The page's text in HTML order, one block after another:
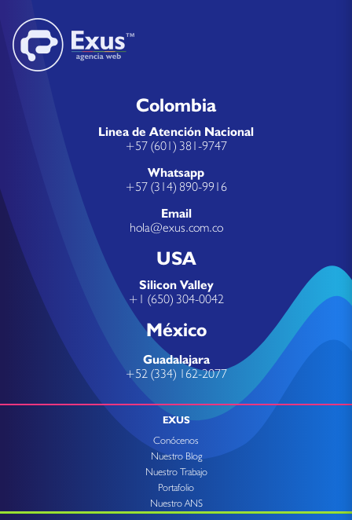
Colombia
Linea de Atención Nacional
+57 (601) 381-9747
Whatsapp
+57 (314) 890-9916
Email
hola@exus.com.co
USA
Silicon Valley
+1 (650) 304-0042
México
Guadalajara
+52 (334) 162-2077
EXUS
Conócenos
Nuestro Blog
Nuestro Trabajo
Portafolio
Nuestro ANS